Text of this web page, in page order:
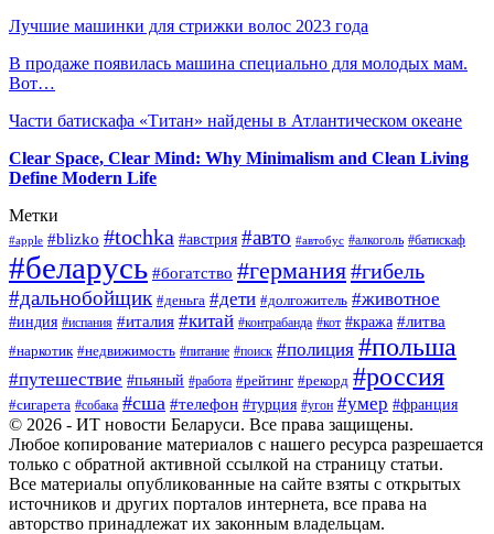
Лучшие машинки для стрижки волос 2023 года
В продаже появилась машина специально для молодых мам.
Вот…
Части батискафа «Титан» найдены в Атлантическом океане
Clear Space, Clear Mind: Why Minimalism and Clean Living
Define Modern Life
Метки
#apple #blizko #tochka #австрия #авто #автобус #алкоголь #батискаф
#беларусь #богатство #германия#гибель
#дальнобойщик #деньга #дети #долгожитель #животное
#индия #испания #италия #китай #контрабанда #кот #кража #литва
#наркотик #недвижимость #питание #поиск #полиция #польша
#путешествие #пьяный #работа #рейтинг #рекорд #россия
#сигарета #собака #сша #телефон #турция #угон #умер #франция
© 2026 - ИТ новости Беларуси. Все права защищены.
Любое копирование материалов с нашего ресурса разрешается
только с обратной активной ссылкой на страницу статьи.
Все материалы опубликованные на сайте взяты с открытых
источников и других порталов интернета, все права на
авторство принадлежат их законным владельцам.